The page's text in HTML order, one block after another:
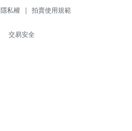
隱私權 | 拍賣使用規範
交易安全